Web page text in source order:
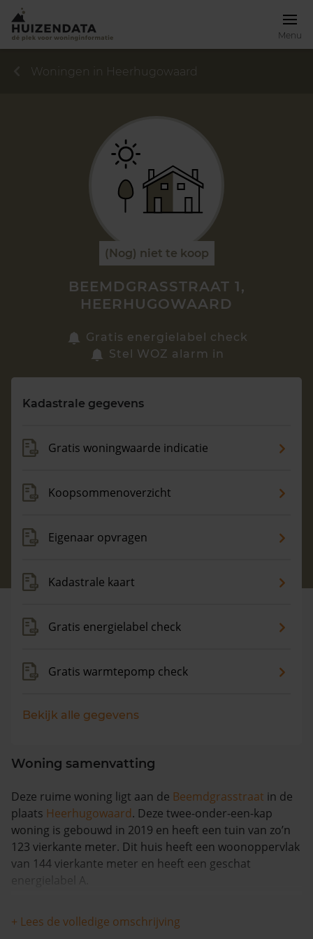
Menu
Vragen? Neem contact met ons op
088 220 4200
Woningen in Heerhugowaard
(Nog) niet te koop
BEEMDGRASSTRAAT 1,
HEERHUGOWAARD
Gratis energielabel check
Stel WOZ alarm in
Kadastrale gegevens
Gratis woningwaarde indicatie
Koopsommenoverzicht
Eigenaar opvragen
Kadastrale kaart
Gratis energielabel check
Gratis warmtepomp check
Bekijk alle gegevens
Woning samenvatting
Deze ruime woning ligt aan de Beemdgrasstraat in de
plaats Heerhugowaard. Deze twee-onder-een-kap
woning is gebouwd in 2019 en heeft een tuin van zo’n
123 vierkante meter. Dit huis heeft een woonoppervlak
van 144 vierkante meter en heeft een geschat
energielabel A.
Dit huis heeft geen herleidbare koopsominformatie en
is in de afgelopen 12 maanden stabiel gebleven in
+ Lees de volledige omschrijving